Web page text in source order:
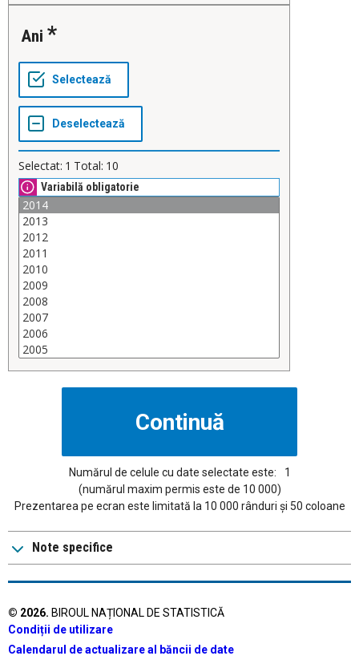
Ani
Selectat: 1 Total: 10
Variabilă obligatorie
Numărul de celule cu date selectate este:
1
(numărul maxim permis este de 10 000)
Prezentarea pe ecran este limitată la 10 000 rânduri și 50 coloane
Note specifice
© 2026. BIROUL NAȚIONAL DE STATISTICĂ
Condiții de utilizare
Calendarul de actualizare al băncii de date